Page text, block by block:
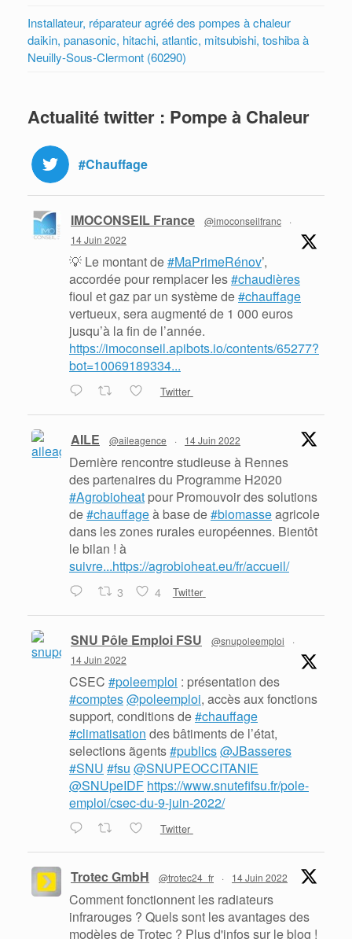
Installateur, réparateur agréé des pompes à chaleur
daikin, panasonic, hitachi, atlantic, mitsubishi, toshiba à
Neuilly-Sous-Clermont (60290)
Actualité twitter : Pompe à Chaleur
#Chauffage
IMOCONSEIL France @imoconseilfranc
·
14 Juin 2022
💡 Le montant de#MaPrimeRénov’,
accordée pour remplacer les#chaudières
fioul et gaz par un système de#chauffage
vertueux, sera augmenté de 1 000 euros
jusqu’à la fin de l’année.
https://imoconseil.apibots.io/contents/65277?
bot=10069189334...
Twitter
AILE @aileagence · 14 Juin 2022
Dernière rencontre studieuse à Rennes
des partenaires du Programme H2020
#Agrobioheat pour Promouvoir des solutions
de#chauffageà base de#biomasseagricole
dans les zones rurales européennes. Bientôt
le bilan ! à
suivre...https://agrobioheat.eu/fr/accueil/
3 4 Twitter
SNU Pôle Emploi FSU @snupoleemploi
·
14 Juin 2022
CSEC #poleemploi : présentation des
#comptes@poleemploi, accès aux fonctions
support, conditions de#chauffage
#climatisation des bâtiments de l’état,
selections ãgents#publics@JBasseres
#SNU #fsu @SNUPEOCCITANIE
@SNUpeIDF https://www.snutefifsu.fr/pole-
emploi/csec-du-9-juin-2022/
Twitter
Trotec GmbH @trotec24_fr · 14 Juin 2022
Comment fonctionnent les radiateurs
infrarouges ? Quels sont les avantages des
modèles de Trotec ? Plus d'infos sur le blog !